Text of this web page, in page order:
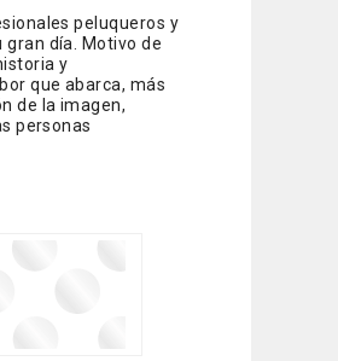
peluqueros y
gran día. Motivo de
y
que abarca, más
de la imagen,
personas